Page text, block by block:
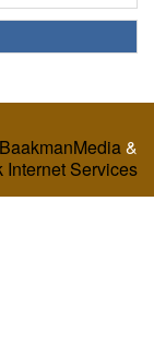
BaakmanMedia &
Internet Services